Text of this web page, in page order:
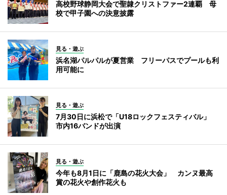
高校野球静岡大会で聖隷クリストファー2連覇 母
校で甲子園への決意披露
見る・遊ぶ
浜名湖パルパルが夏営業 フリーパスでプールも利
用可能に
見る・遊ぶ
7月30日に浜松で「U18ロックフェスティバル」
市内16バンドが出演
見る・遊ぶ
今年も8月1日に「鹿島の花火大会」 カンヌ最高
賞の花火や創作花火も